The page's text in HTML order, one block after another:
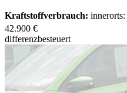
Kraftstoffverbrauch:
42.900 €
differenzbesteuert